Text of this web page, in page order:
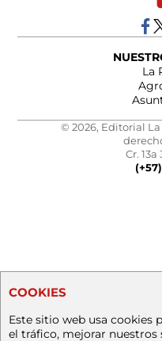
La
© 2026, Editorial La
Cr.
COOKIES
Este sitio web usa cookies
el tráfico, mejorar nuestros